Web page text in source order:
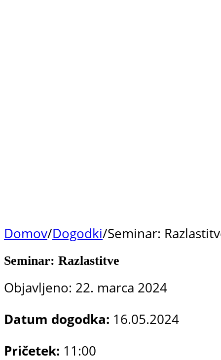
Domov/Dogodki/Seminar:
Seminar: Razlastitve
Objavljeno: 22. marca 2024
Datum dogodka: 16.05.2024
Pričetek: 11:00